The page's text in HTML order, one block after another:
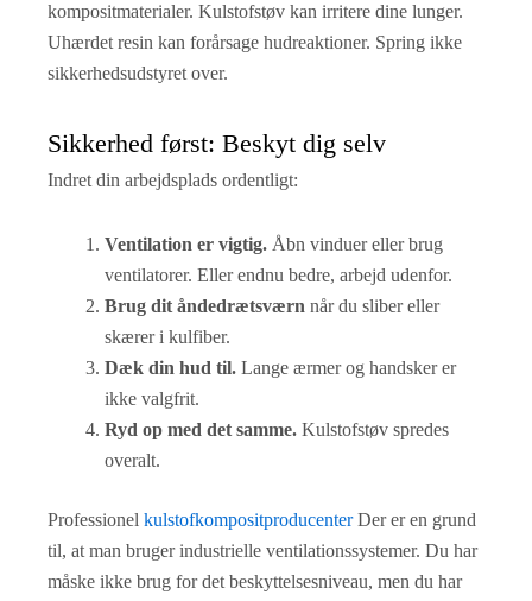
kompositmaterialer. Kulstofstøv kan irritere dine lunger.
Uhærdet resin kan forårsage hudreaktioner. Spring ikke
sikkerhedsudstyret over.
Sikkerhed først: Beskyt dig selv
Indret din arbejdsplads ordentligt:
Ventilation er vigtig. Åbn vinduer eller brug
ventilatorer. Eller endnu bedre, arbejd udenfor.
Brug dit åndedrætsværn når du sliber eller
skærer i kulfiber.
Dæk din hud til. Lange ærmer og handsker er
ikke valgfrit.
Ryd op med det samme. Kulstofstøv spredes
overalt.
Professionel kulstofkompositproducenterDer er en grund
til, at man bruger industrielle ventilationssystemer. Du har
måske ikke brug for det beskyttelsesniveau, men du har